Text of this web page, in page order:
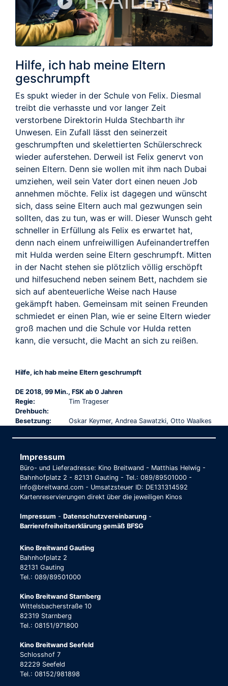
Hilfe, ich hab meine Eltern
geschrumpft
Es spukt wieder in der Schule von Felix. Diesmal
treibt die verhasste und vor langer Zeit
verstorbene Direktorin Hulda Stechbarth ihr
Unwesen. Ein Zufall lässt den seinerzeit
geschrumpften und skelettierten Schülerschreck
wieder auferstehen. Derweil ist Felix genervt von
seinen Eltern. Denn sie wollen mit ihm nach Dubai
umziehen, weil sein Vater dort einen neuen Job
annehmen möchte. Felix ist dagegen und wünscht
sich, dass seine Eltern auch mal gezwungen sein
sollten, das zu tun, was er will. Dieser Wunsch geht
schneller in Erfüllung als Felix es erwartet hat,
denn nach einem unfreiwilligen Aufeinandertreffen
mit Hulda werden seine Eltern geschrumpft. Mitten
in der Nacht stehen sie plötzlich völlig erschöpft
und hilfesuchend neben seinem Bett, nachdem sie
sich auf abenteuerliche Weise nach Hause
gekämpft haben. Gemeinsam mit seinen Freunden
schmiedet er einen Plan, wie er seine Eltern wieder
groß machen und die Schule vor Hulda retten
kann, die versucht, die Macht an sich zu reißen.
Hilfe, ich hab meine Eltern geschrumpft
DE 2018, 99 Min., FSK ab 0 Jahren
Regie:
Tim Trageser
Drehbuch:
Besetzung:
Oskar Keymer, Andrea Sawatzki, Otto Waalkes
Impressum
Büro- und Lieferadresse: Kino Breitwand - Matthias Helwig -
Bahnhofplatz 2 - 82131 Gauting - Tel.: 089/89501000 -
info@breitwand.com - Umsatzsteuer ID: DE131314592
Kartenreservierungen direkt über die jeweiligen Kinos
Impressum - Datenschutzvereinbarung -
Barrierefreiheitserklärung gemäß BFSG
Kino Breitwand Gauting
Bahnhofplatz 2
82131 Gauting
Tel.: 089/89501000
Kino Breitwand Starnberg
Wittelsbacherstraße 10
82319 Starnberg
Tel.: 08151/971800
Kino Breitwand Seefeld
Schlosshof 7
82229 Seefeld
Tel.: 08152/981898